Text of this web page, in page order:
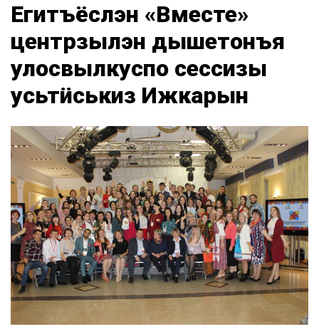
Егитъёслэн «Вместе»
центрзылэн дышетонъя
улосвылкуспо сессизы
усьтӥськиз Ижкарын